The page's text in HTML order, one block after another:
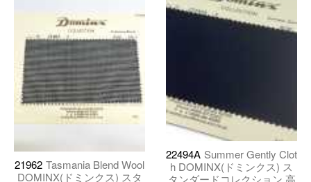
21962 Tasmania Blend Wool
DOMINX(ドミンクス) スタ
22494A Summer Gently Clot
h DOMINX(ドミンクス) ス
タンダードコレクション 高